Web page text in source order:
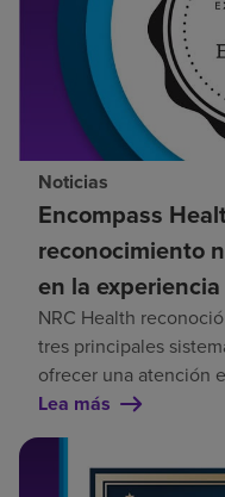
Noticias
Encompass
reconocimiento
en la
NRC Health
tres principales
ofrecer una atención
Lea más